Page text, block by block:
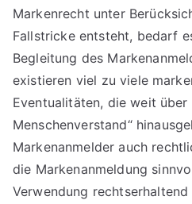
Markenrecht unter
Fallstricke entsteht, bedarf
Begleitung des
existieren viel zu viele
Eventualitäten, die weit über
Menschenverstand“
Markenanmelder auch
die Markenanmeldung
Verwendung